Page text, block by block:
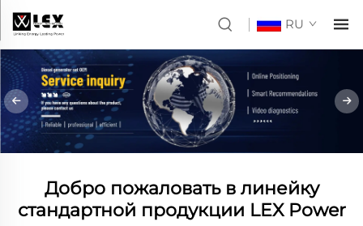
RU
Добро пожаловать в линейку
стандартной продукции LEX Power